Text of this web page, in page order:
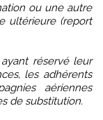
ou une autre
ultérieure (report
réservé leur
les adhérents
aériennes
de substitution.